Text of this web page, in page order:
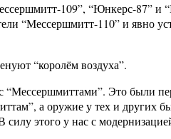
109”, “Юнкерс-87”
“Мессершмитт-110” и явно
“королём воздуха”.
Это были
а оружие у тех и других
этого у нас с